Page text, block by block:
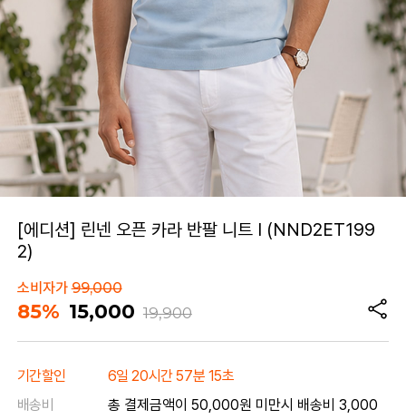
[에디션] 린넨 오픈 카라 반팔 니트 I (NND2ET199
2)
소비자가99,000
85% 15,000 19,900
기간할인
6일 20시간 57분 15초
배송비
총 결제금액이 50,000원 미만시 배송비 3,000